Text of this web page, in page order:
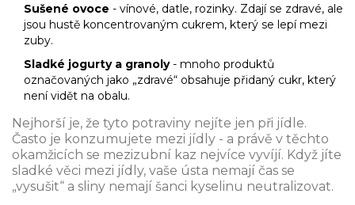
Sušené ovoce - vínové, datle, rozinky. Zdají se zdravé, ale
jsou hustě koncentrovaným cukrem, který se lepí mezi
zuby.
Sladké jogurty a granoly- mnoho produktů
označovaných jako „zdravé“ obsahuje přidaný cukr, který
není vidět na obalu.
Nejhorší je, že tyto potraviny nejíte jen při jídle.
Často je konzumujete mezi jídly - a právě v těchto
okamžicích se mezizubní kaz nejvíce vyvíjí. Když jíte
sladké věci mezi jídly, vaše ústa nemají čas se
„vysušit“ a sliny nemají šanci kyselinu neutralizovat.